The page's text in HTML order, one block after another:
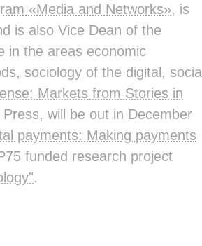
«Media and Networks», is
is also Vice Dean of the
in the areas economic
sociology of the digital, social
Markets from Stories in
will be out in December
payments: Making payments
funded research project
.